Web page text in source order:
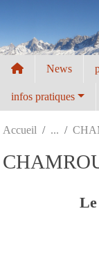
News
infos pratiques
Accueil
Le
Panneau de gestion